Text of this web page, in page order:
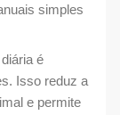
simples
é
Isso reduz a
e permite